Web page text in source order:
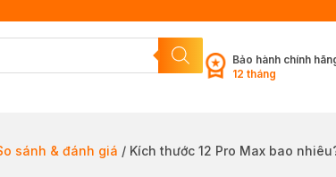
Bảo hành chính
12 tháng
sánh & đánh giá / Kích thước 12 Pro Max bao